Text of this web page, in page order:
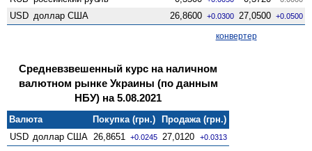
USD доллар США 26,8600 +0.0300 27,0500 +0.0500
конвертер
Средневзвешенный курс на наличном
валютном рынке Украины (по данным
НБУ) на 5.08.2021
Валюта Покупка (грн.)
Продажа (грн.)
USD доллар США 26,8651 +0.0245 27,0120 +0.0313